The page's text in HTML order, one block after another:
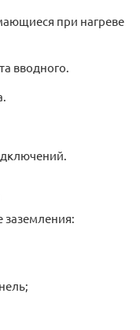
при нагреве
вводного.